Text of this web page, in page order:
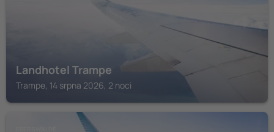
Landhotel Trampe
Trampe, 14 srpna 2026, 2 noci